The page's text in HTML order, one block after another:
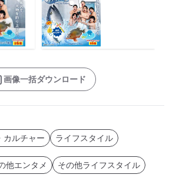
画像一括ダウンロード
カルチャー ライフスタイル
他エンタメ その他ライフスタイル